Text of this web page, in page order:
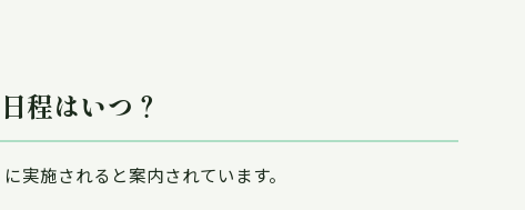
程はいつ？
に実施されると案内されています。